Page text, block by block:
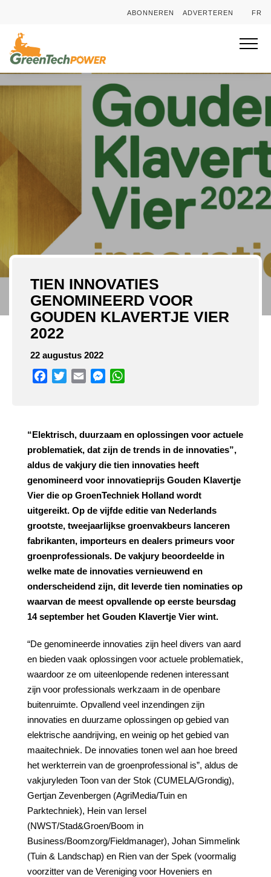
ABONNEREN ADVERTEREN FR
TIEN INNOVATIES
GENOMINEERD VOOR
GOUDEN KLAVERTJE VIER
2022
22 augustus 2022
Facebook
TwitterEmail Messenger
“Elektrisch, duurzaam en oplossingen voor actuele
problematiek, dat zijn de trends in de innovaties”,
aldus de vakjury die tien innovaties heeft
genomineerd voor innovatieprijs Gouden Klavertje
Vier die op GroenTechniek Holland wordt
uitgereikt. Op de vijfde editie van Nederlands
grootste, tweejaarlijkse groenvakbeurs lanceren
fabrikanten, importeurs en dealers primeurs voor
groenprofessionals. De vakjury beoordeelde in
welke mate de innovaties vernieuwend en
onderscheidend zijn, dit leverde tien nominaties op
waarvan de meest opvallende op eerste beursdag
14 september het Gouden Klavertje Vier wint.
“De genomineerde innovaties zijn heel divers van aard
en bieden vaak oplossingen voor actuele problematiek,
waardoor ze om uiteenlopende redenen interessant
zijn voor professionals werkzaam in de openbare
buitenruimte. Opvallend veel inzendingen zijn
innovaties en duurzame oplossingen op gebied van
elektrische aandrijving, en weinig op het gebied van
maaitechniek. De innovaties tonen wel aan hoe breed
het werkterrein van de groenprofessional is”, aldus de
vakjuryleden Toon van der Stok (CUMELA/Grondig),
Gertjan Zevenbergen (AgriMedia/Tuin en
Parktechniek), Hein van Iersel
(NWST/Stad&Groen/Boom in
Business/Boomzorg/Fieldmanager), Johan Simmelink
(Tuin & Landschap) en Rien van der Spek (voormalig
voorzitter van de Vereniging voor Hoveniers en